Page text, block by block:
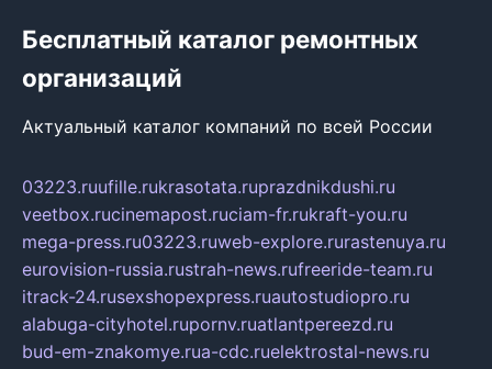
Бесплатный каталог ремонтных
организаций
Актуальный каталог компаний по всей России
03223.ruufille.rukrasotata.ruprazdnikdushi.ru
veetbox.rucinemapost.ruciam-fr.rukraft-you.ru
mega-press.ru03223.ruweb-explore.rurastenuya.ru
eurovision-russia.rustrah-news.rufreeride-team.ru
itrack-24.rusexshopexpress.ruautostudiopro.ru
alabuga-cityhotel.rupornv.ruatlantpereezd.ru
bud-em-znakomye.rua-cdc.ruelektrostal-news.ru